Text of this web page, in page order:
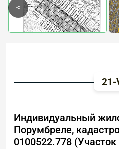
<
21-
Индивидуальный
Порумбреле,
0100522.778